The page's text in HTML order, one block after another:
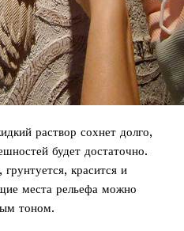
раствор сохнет долго,
будет достаточно.
красится и
места рельефа можно
тоном.